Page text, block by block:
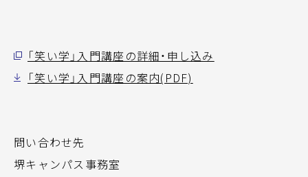
「笑い学」入門講座の詳細・申し込み
「笑い学」入門講座の案内(PDF)
問い合わせ先
堺キャンパス事務室